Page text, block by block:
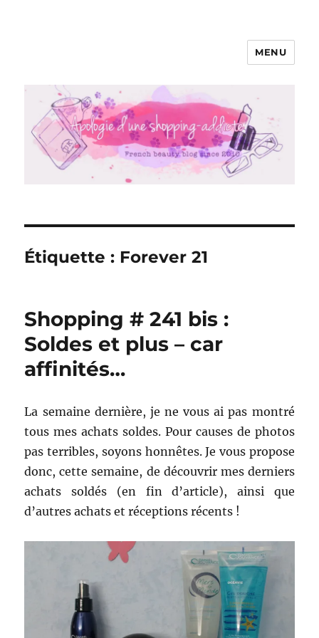
Apologie d'une Shopping-addicte
MENU
Étiquette : Forever 21
Shopping # 241 bis :
Soldes et plus – car
affinités…
La semaine dernière, je ne vous ai pas montré
tous mes achats soldes. Pour causes de photos
pas terribles, soyons honnêtes. Je vous propose
donc, cette semaine, de découvrir mes derniers
achats soldés (en fin d’article), ainsi que
d’autres achats et réceptions récents !